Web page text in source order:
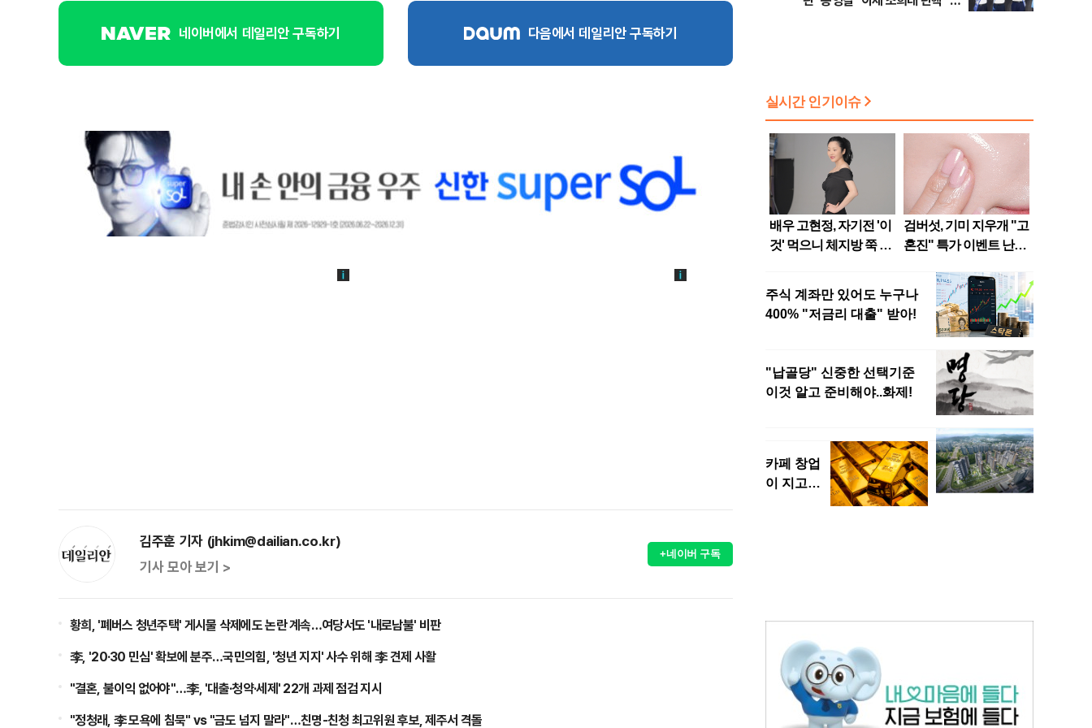
네이버에서 데일리안 구독하기 다음에서 데일리안 구독하기
김주훈 기자 (jhkim@dailian.co.kr)
기사 모아 보기 >
+네이버 구독
황희, '폐버스 청년주택' 게시물 삭제에도 논란 계속…여당서도 '내로남불' 비판
李, '20·30 민심' 확보에 분주…국민의힘, '청년 지지' 사수 위해 李 견제 사활
"결혼, 불이익 없어야"…李, '대출·청약·세제' 22개 과제 점검 지시
"정청래, 李 모욕에 침묵" vs "금도 넘지 말라"…친명-친청 최고위원 후보, 제주서 격돌